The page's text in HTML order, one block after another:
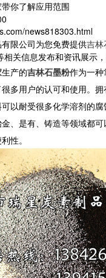
你了解应用范围
news818303.html
限公司为您免费提供吉林
关信息发布和资讯展示，
生产的吉林石墨粉作为一
多用户的认可和使用。
以耐受很多化学溶剂的
、是有、铸造等领域都
性。